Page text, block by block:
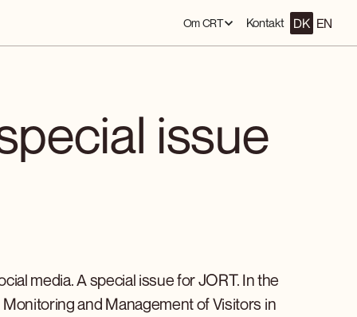
Om CRT Kontakt DK EN
issue
media. A special issue for JORT. In the
and Management of Visitors in